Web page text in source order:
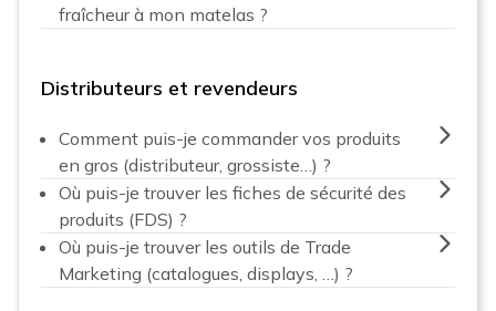
fraîcheur à mon matelas ?
Distributeurs et revendeurs
Comment puis-je commander vos produits
en gros (distributeur, grossiste…) ?
Où puis-je trouver les fiches de sécurité des
produits (FDS) ?
Où puis-je trouver les outils de Trade
Marketing (catalogues, displays, …) ?